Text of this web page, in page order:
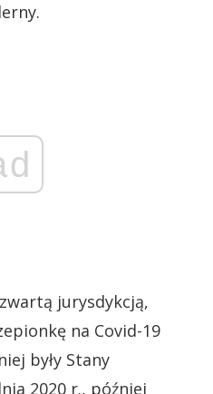
jurysdykcją,
na Covid-19
były Stany
2020 r., później